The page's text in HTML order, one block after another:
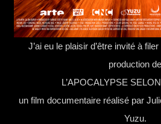
J’ai eu le plaisir d’être invité à
production de
L’APOCALYPSE
un film documentaire réalisé par
Yuzu.